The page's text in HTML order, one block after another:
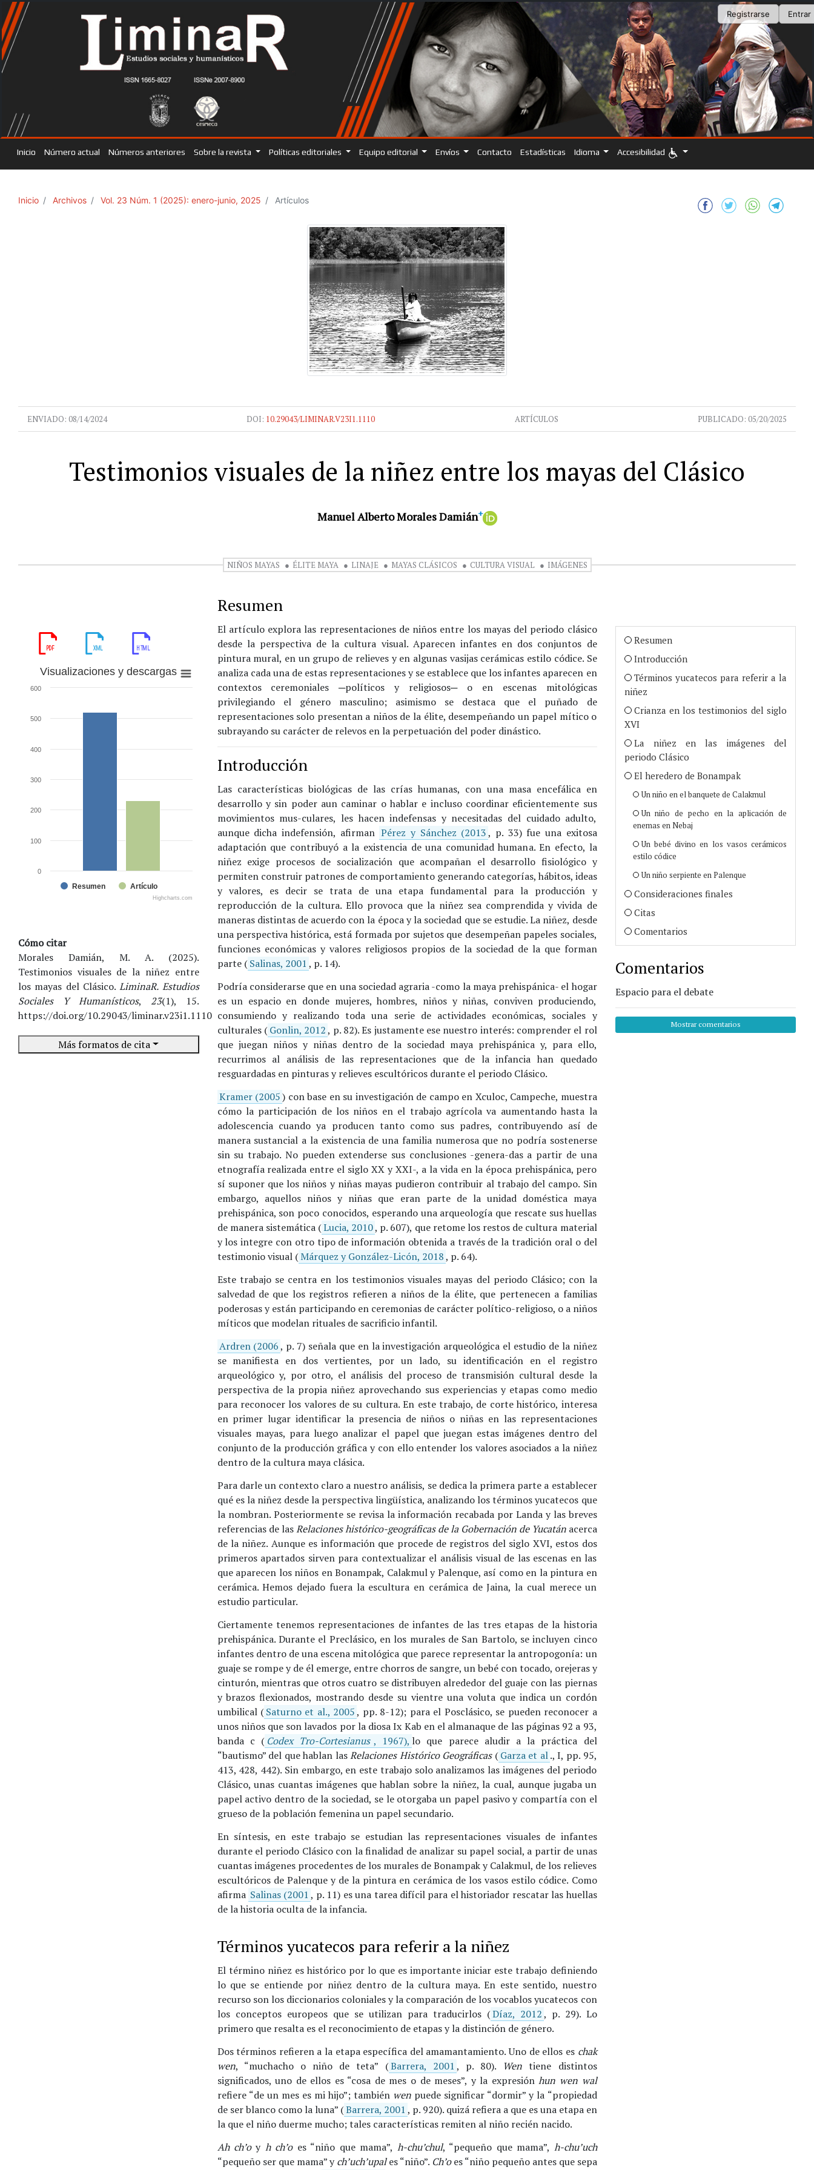
Registrarse Entrar
Inicio Número actual Números anteriores Sobre la revista Políticas editoriales Equipo editorial Envíos Contacto Estadísticas Idioma Accesibilidad
Inicio Archivos Vol. 23 Núm. 1 (2025): enero-junio, 2025 Artículos
ENVIADO: 08/14/2024 DOI: 10.29043/LIMINAR.V23I1.1110 ARTÍCULOS PUBLICADO: 05/20/2025
Testimonios visuales de la niñez entre los mayas del Clásico
Manuel Alberto Morales Damián+
NIÑOS MAYAS ÉLITE MAYA LINAJE MAYAS CLÁSICOS CULTURA VISUAL IMÁGENES
Visualizaciones y descargas
Resumen Artículo
0
100
200
300
400
500
600
Highcharts.com
Cómo citar
Morales Damián, M. A. (2025).
Testimonios visuales de la niñez entre
los mayas del Clásico.LiminaR. Estudios
Sociales Y Humanísticos, 23(1), 15.
https://doi.org/10.29043/liminar.v23i1.1110
Más formatos de cita
Resumen
El artículo explora las representaciones de niños entre los mayas del periodo clásico
desde la perspectiva de la cultura visual. Aparecen infantes en dos conjuntos de
pintura mural, en un grupo de relieves y en algunas vasijas cerámicas estilo códice. Se
analiza cada una de estas representaciones y se establece que los infantes aparecen en
contextos ceremoniales ─políticos y religiosos─ o en escenas mitológicas
privilegiando el género masculino; asimismo se destaca que el puñado de
representaciones solo presentan a niños de la élite, desempeñando un papel mítico o
subrayando su carácter de relevos en la perpetuación del poder dinástico.
Introducción
Las características biológicas de las crías humanas, con una masa encefálica en
desarrollo y sin poder aun caminar o hablar e incluso coordinar eficientemente sus
movimientos mus-culares, les hacen indefensas y necesitadas del cuidado adulto,
aunque dicha indefensión, afirman Pérez y Sánchez (2013, p. 33) fue una exitosa
adaptación que contribuyó a la existencia de una comunidad humana. En efecto, la
niñez exige procesos de socialización que acompañan el desarrollo fisiológico y
permiten construir patrones de comportamiento generando categorías, hábitos, ideas
y valores, es decir se trata de una etapa fundamental para la producción y
reproducción de la cultura. Ello provoca que la niñez sea comprendida y vivida de
maneras distintas de acuerdo con la época y la sociedad que se estudie. La niñez, desde
una perspectiva histórica, está formada por sujetos que desempeñan papeles sociales,
funciones económicas y valores religiosos propios de la sociedad de la que forman
parte ( Salinas, 2001 , p. 14).
Podría considerarse que en una sociedad agraria -como la maya prehispánica- el hogar
es un espacio en donde mujeres, hombres, niños y niñas, conviven produciendo,
consumiendo y realizando toda una serie de actividades económicas, sociales y
culturales (Gonlin, 2012, p. 82). Es justamente ese nuestro interés: comprender el rol
que juegan niños y niñas dentro de la sociedad maya prehispánica y, para ello,
recurrimos al análisis de las representaciones que de la infancia han quedado
resguardadas en pinturas y relieves escultóricos durante el periodo Clásico.
Kramer (2005) con base en su investigación de campo en Xculoc, Campeche, muestra
cómo la participación de los niños en el trabajo agrícola va aumentando hasta la
adolescencia cuando ya producen tanto como sus padres, contribuyendo así de
manera sustancial a la existencia de una familia numerosa que no podría sostenerse
sin su trabajo. No pueden extenderse sus conclusiones -genera-das a partir de una
etnografía realizada entre el siglo XX y XXI-, a la vida en la época prehispánica, pero
sí suponer que los niños y niñas mayas pudieron contribuir al trabajo del campo. Sin
embargo, aquellos niños y niñas que eran parte de la unidad doméstica maya
prehispánica, son poco conocidos, esperando una arqueología que rescate sus huellas
de manera sistemática (Lucia, 2010, p. 607), que retome los restos de cultura material
y los integre con otro tipo de información obtenida a través de la tradición oral o del
testimonio visual (Márquez y González-Licón, 2018, p. 64).
Este trabajo se centra en los testimonios visuales mayas del periodo Clásico; con la
salvedad de que los registros refieren a niños de la élite, que pertenecen a familias
poderosas y están participando en ceremonias de carácter político-religioso, o a niños
míticos que modelan rituales de sacrificio infantil.
Ardren (2006, p. 7) señala que en la investigación arqueológica el estudio de la niñez
se manifiesta en dos vertientes, por un lado, su identificación en el registro
arqueológico y, por otro, el análisis del proceso de transmisión cultural desde la
perspectiva de la propia niñez aprovechando sus experiencias y etapas como medio
para reconocer los valores de su cultura. En este trabajo, de corte histórico, interesa
en primer lugar identificar la presencia de niños o niñas en las representaciones
visuales mayas, para luego analizar el papel que juegan estas imágenes dentro del
conjunto de la producción gráfica y con ello entender los valores asociados a la niñez
dentro de la cultura maya clásica.
Para darle un contexto claro a nuestro análisis, se dedica la primera parte a establecer
qué es la niñez desde la perspectiva lingüística, analizando los términos yucatecos que
la nombran. Posteriormente se revisa la información recabada por Landa y las breves
referencias de lasRelaciones histórico-geográficas de la Gobernación de Yucatánacerca
de la niñez. Aunque es información que procede de registros del siglo XVI, estos dos
primeros apartados sirven para contextualizar el análisis visual de las escenas en las
que aparecen los niños en Bonampak, Calakmul y Palenque, así como en la pintura en
cerámica. Hemos dejado fuera la escultura en cerámica de Jaina, la cual merece un
estudio particular.
Ciertamente tenemos representaciones de infantes de las tres etapas de la historia
prehispánica. Durante el Preclásico, en los murales de San Bartolo, se incluyen cinco
infantes dentro de una escena mitológica que parece representar la antropogonía: un
guaje se rompe y de él emerge, entre chorros de sangre, un bebé con tocado, orejeras y
cinturón, mientras que otros cuatro se distribuyen alrededor del guaje con las piernas
y brazos flexionados, mostrando desde su vientre una voluta que indica un cordón
umbilical (Saturno et al., 2005, pp. 8-12); para el Posclásico, se pueden reconocer a
unos niños que son lavados por la diosa Ix Kab en el almanaque de las páginas 92 a 93,
banda c ( Codex Tro-Cortesianus , 1967), lo que parece aludir a la práctica del
“bautismo” del que hablan lasRelaciones Histórico Geográficas(Garza et al., I, pp. 95,
413, 428, 442). Sin embargo, en este trabajo solo analizamos las imágenes del periodo
Clásico, unas cuantas imágenes que hablan sobre la niñez, la cual, aunque jugaba un
papel activo dentro de la sociedad, se le otorgaba un papel pasivo y compartía con el
grueso de la población femenina un papel secundario.
En síntesis, en este trabajo se estudian las representaciones visuales de infantes
durante el periodo Clásico con la finalidad de analizar su papel social, a partir de unas
cuantas imágenes procedentes de los murales de Bonampak y Calakmul, de los relieves
escultóricos de Palenque y de la pintura en cerámica de los vasos estilo códice. Como
afirma Salinas (2001 , p. 11) es una tarea difícil para el historiador rescatar las huellas
de la historia oculta de la infancia.
Términos yucatecos para referir a la niñez
El término niñez es histórico por lo que es importante iniciar este trabajo definiendo
lo que se entiende por niñez dentro de la cultura maya. En este sentido, nuestro
recurso son los diccionarios coloniales y la comparación de los vocablos yucatecos con
los conceptos europeos que se utilizan para traducirlos (Díaz, 2012, p. 29). Lo
primero que resalta es el reconocimiento de etapas y la distinción de género.
Dos términos refieren a la etapa específica del amamantamiento. Uno de ellos es chak
wen, “muchacho o niño de teta” (Barrera, 2001 , p. 80). Wen tiene distintos
significados, uno de ellos es “cosa de mes o de meses”, y la expresiónhun wen wal
refiere “de un mes es mi hijo”; también wen puede significar “dormir” y la “propiedad
de ser blanco como la luna” (Barrera, 2001 , p. 920). quizá refiera a que es una etapa en
la que el niño duerme mucho; tales características remiten al niño recién nacido.
Ah ch’oy h ch’oes “niño que mama”, h-chu’chul, “pequeño que mama”, h-chu’uch
“pequeño ser que mama” ych’uch’upales “niño”. Ch’oes “niño pequeño antes que sepa
Resumen
Introducción
Términos yucatecos para referir a la
niñez
Crianza en los testimonios del siglo
XVI
La niñez en las imágenes del
periodo Clásico
El heredero de Bonampak
Un niño en el banquete de Calakmul
Un niño de pecho en la aplicación de
enemas en Nebaj
Un bebé divino en los vasos cerámicos
estilo códice
Un niño serpiente en Palenque
Consideraciones finales
Citas
Comentarios
Comentarios
Espacio para el debate
Mostrar comentarios